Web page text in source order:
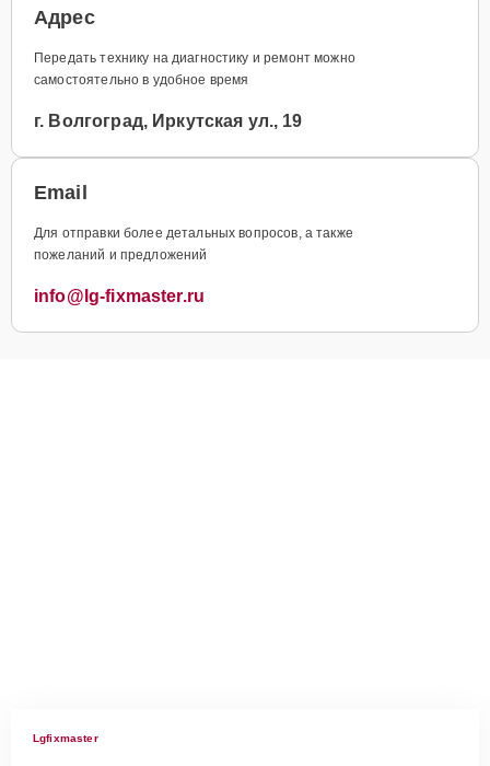
Адрес
Передать технику на диагностику и ремонт можно
самостоятельно в удобное время
г. Волгоград, Иркутская ул., 19
Email
Для отправки более детальных вопросов, а также
пожеланий и предложений
info@lg-fixmaster.ru
Lgfixmaster